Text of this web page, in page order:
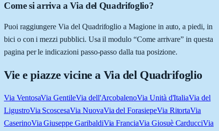
Come si arriva a Via del Quadrifoglio?
Puoi raggiungere Via del Quadrifoglio a Magione in auto, a piedi, in
bici o con i mezzi pubblici. Usa il modulo “Come arrivare” in questa
pagina per le indicazioni passo-passo dalla tua posizione.
Vie e piazze vicine a Via del Quadrifoglio
Via VentosaVia GentileVia dell'ArcobalenoVia Unità d'ItaliaVia del
LigustroVia ScoscesaVia NuovaVia del ForasiepeVia RitortaVia
CaserinoVia Giuseppe GaribaldiVia FranciaVia Giosuè CarducciVia